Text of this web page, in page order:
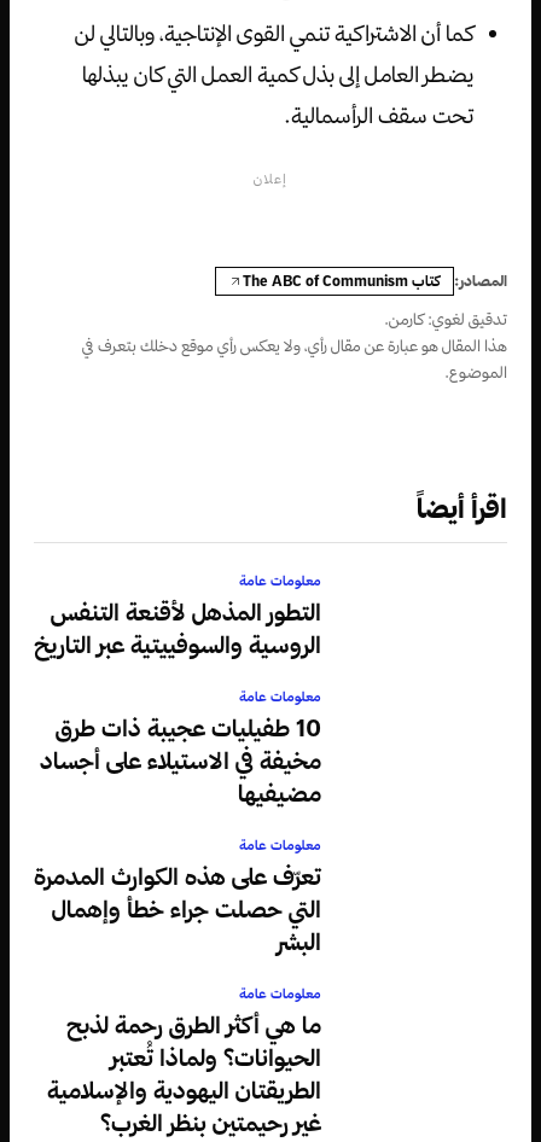
كما أن الاشتراكية تنمي القوى الإنتاجية، وبالتالي لن
يضطر العامل إلى بذل كمية العمل التي كان يبذلها
تحت سقف الرأسمالية.
إعلان
المصادر: كتاب The ABC of Communism
تدقيق لغوي: كارمن.
هذا المقال هو عبارة عن مقال رأي، ولا يعكس رأي موقع دخلك بتعرف في
الموضوع.
اقرأ أيضاً
معلومات عامة
التطور المذهل لأقنعة التنفس
الروسية والسوفييتية عبر التاريخ
معلومات عامة
10 طفيليات عجيبة ذات طرق
مخيفة في الاستيلاء على أجساد
مضيفيها
معلومات عامة
تعرّف على هذه الكوارث المدمرة
التي حصلت جراء خطأ وإهمال
البشر
معلومات عامة
ما هي أكثر الطرق رحمة لذبح
الحيوانات؟ ولماذا تُعتبر
الطريقتان اليهودية والإسلامية
غير رحيمتين بنظر الغرب؟